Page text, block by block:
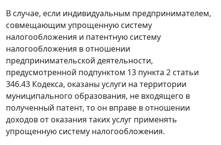
В случае, если индивидуальным предпринимателем,
совмещающим упрощенную систему
налогообложения и патентную систему
налогообложения в отношении
предпринимательской деятельности,
предусмотренной подпунктом 13 пункта 2 статьи
346.43 Кодекса, оказаны услуги на территории
муниципального образования, не входящего в
полученный патент, то он вправе в отношении
доходов от оказания таких услуг применять
упрощенную систему налогообложения.